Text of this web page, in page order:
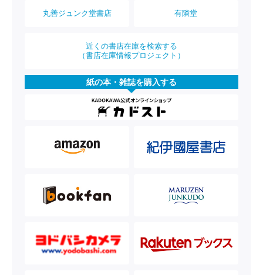
丸善ジュンク堂書店 有隣堂
近くの書店在庫を検索する
（書店在庫情報プロジェクト）
紙の本・雑誌を購入する